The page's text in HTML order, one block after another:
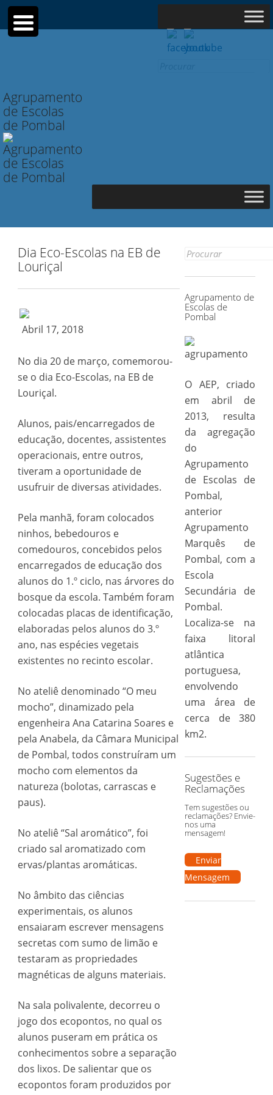
Agrupamento
de Escolas
de Pombal
Dia Eco-Escolas na EB de
Louriçal
Abril 17, 2018
No dia 20 de março, comemorou-
se o dia Eco-Escolas, na EB de
Louriçal.
Alunos, pais/encarregados de
educação, docentes, assistentes
operacionais, entre outros,
tiveram a oportunidade de
usufruir de diversas atividades.
Pela manhã, foram colocados
ninhos, bebedouros e
comedouros, concebidos pelos
encarregados de educação dos
alunos do 1.º ciclo, nas árvores do
bosque da escola. Também foram
colocadas placas de identificação,
elaboradas pelos alunos do 3.º
ano, nas espécies vegetais
existentes no recinto escolar.
No ateliê denominado “O meu
mocho”, dinamizado pela
engenheira Ana Catarina Soares e
pela Anabela, da Câmara Municipal
de Pombal, todos construíram um
mocho com elementos da
natureza (bolotas, carrascas e
paus).
No ateliê “Sal aromático”, foi
criado sal aromatizado com
ervas/plantas aromáticas.
No âmbito das ciências
experimentais, os alunos
ensaiaram escrever mensagens
secretas com sumo de limão e
testaram as propriedades
magnéticas de alguns materiais.
Na sala polivalente, decorreu o
jogo dos ecopontos, no qual os
alunos puseram em prática os
conhecimentos sobre a separação
dos lixos. De salientar que os
ecopontos foram produzidos por
Search
Agrupamento de
Escolas de
Pombal
O AEP, criado
em abril de
2013, resulta
da agregação
do
Agrupamento
de Escolas de
Pombal,
anterior
Agrupamento
Marquês de
Pombal, com a
Escola
Secundária de
Pombal.
Localiza-se na
faixa litoral
atlântica
portuguesa,
envolvendo
uma área de
cerca de 380
km2.
Sugestões e
Reclamações
Tem sugestões ou
reclamações? Envie-
nos uma
mensagem!
Enviar
Mensagem